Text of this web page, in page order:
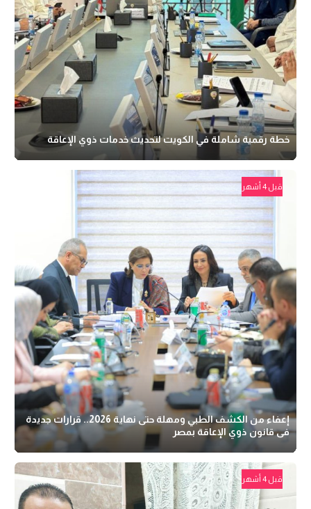
خطة رقمية شاملة في الكويت لتحديث خدمات ذوي الإعاقة
قبل 4 أشهر
إعفاء من الكشف الطبي ومهلة حتى نهاية 2026.. قرارات جديدة
فى قانون ذوي الإعاقة بمصر
قبل 4 أشهر